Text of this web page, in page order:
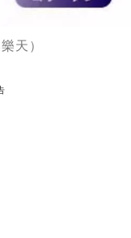
天）